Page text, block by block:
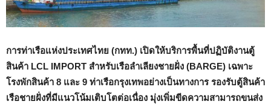
การท่าเรือแห่งประเทศไทย (กทท.) เปิดให้บริการพื้นที่ปฏิบัติงานตู้
สินค้า LCL IMPORT สำหรับเรือลำเลียงชายฝั่ง (BARGE) เฉพาะ
โรงพักสินค้า 8 และ 9 ท่าเรือกรุงเทพอย่างเป็นทางการ รองรับตู้สินค้า
เรือชายฝั่งที่มีแนวโน้มเติบโตต่อเนื่อง มุ่งเพิ่มขีดความสามารถขนส่ง